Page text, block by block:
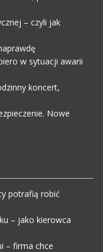
– czyli jak
w sytuacji awarii
koncert,
Nowe
potrafią robić
– jako kierowca
– firma chce